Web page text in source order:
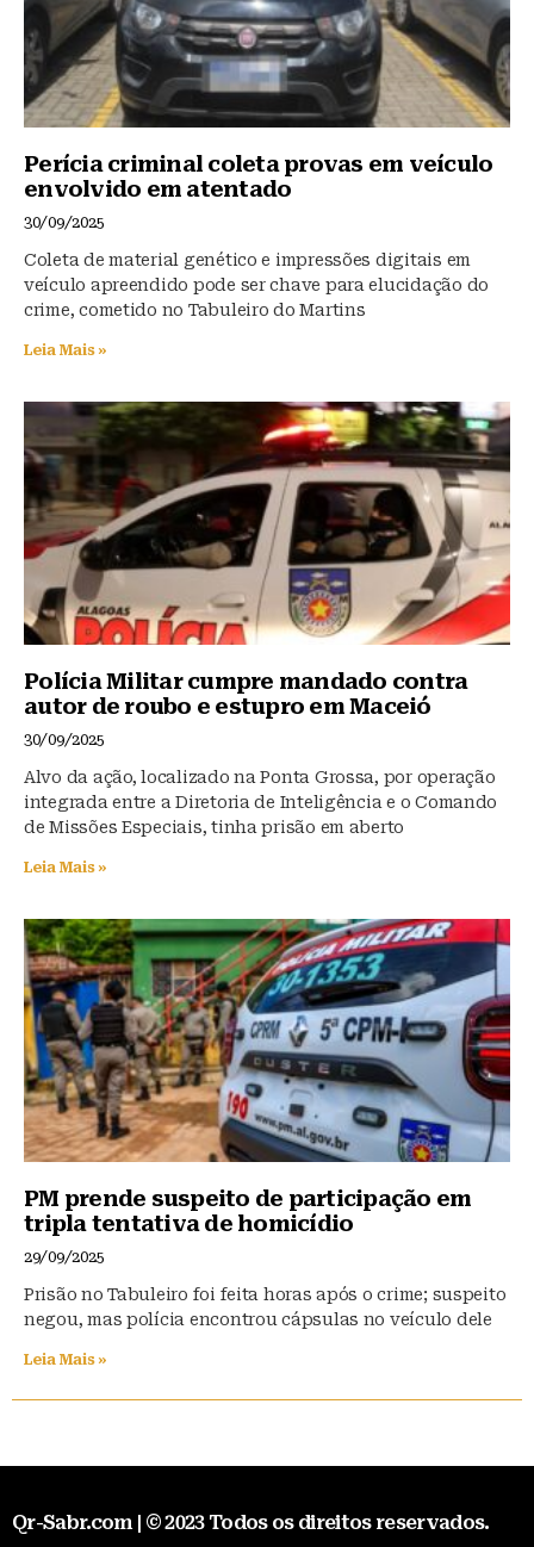
Perícia criminal coleta provas em veículo
envolvido em atentado
30/09/2025
Coleta de material genético e impressões digitais em
veículo apreendido pode ser chave para elucidação do
crime, cometido no Tabuleiro do Martins
Leia Mais »
Polícia Militar cumpre mandado contra
autor de roubo e estupro em Maceió
30/09/2025
Alvo da ação, localizado na Ponta Grossa, por operação
integrada entre a Diretoria de Inteligência e o Comando
de Missões Especiais, tinha prisão em aberto
Leia Mais »
PM prende suspeito de participação em
tripla tentativa de homicídio
29/09/2025
Prisão no Tabuleiro foi feita horas após o crime; suspeito
negou, mas polícia encontrou cápsulas no veículo dele
Leia Mais »
Qr-Sabr.com | © 2023 Todos os direitos reservados.